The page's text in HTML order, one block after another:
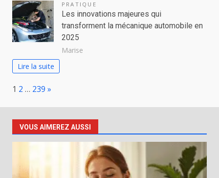
PRATIQUE
Les innovations majeures qui
transforment la mécanique automobile en
2025
Marise
Lire la suite
Page:
1 2 … 239 Next
»
VOUS AIMEREZ AUSSI